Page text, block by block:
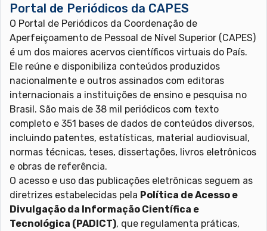
Portal de Periódicos da CAPES
O Portal de Periódicos da Coordenação de
Aperfeiçoamento de Pessoal de Nível Superior (CAPES)
é um dos maiores acervos científicos virtuais do País.
Ele reúne e disponibiliza conteúdos produzidos
nacionalmente e outros assinados com editoras
internacionais a instituições de ensino e pesquisa no
Brasil. São mais de 38 mil periódicos com texto
completo e 351 bases de dados de conteúdos diversos,
incluindo patentes, estatísticas, material audiovisual,
normas técnicas, teses, dissertações, livros eletrônicos
e obras de referência.
O acesso e uso das publicações eletrônicas seguem as
diretrizes estabelecidas pela Política de Acesso e
Divulgação da Informação Científica e
Tecnológica (PADICT), que regulamenta práticas,